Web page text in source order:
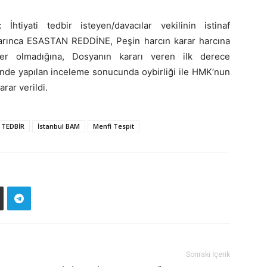
İhtiyati tedbir isteyen/davacılar vekilinin istinaf
ESASTAN REDDİNE, Peşin harcın karar harcına
olmadığına, Dosyanın kararı veren ilk derece
yapılan inceleme sonucunda oybirliği ile HMK’nun
verildi.
İstanbul BAM Menfi Tespit
Sonraki İçerik